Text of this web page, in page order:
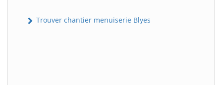
Trouver chantier menuiserie Blyes